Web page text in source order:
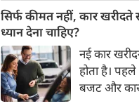
200 अरब
सिर्फ कीमत नहीं, कार खरीदते
ध्यान देना चाहिए?
नई कार
होता है।
बजट और